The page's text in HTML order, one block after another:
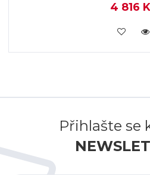
4 816
KOUPIT
Přihlašte se